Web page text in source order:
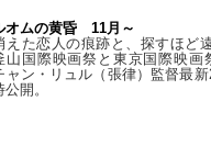
オムの黄昏 11月～
えた恋人の痕跡と、探すほ
山国際映画祭と東京国際映画
ャン・リュル（張律）監督最
公開。